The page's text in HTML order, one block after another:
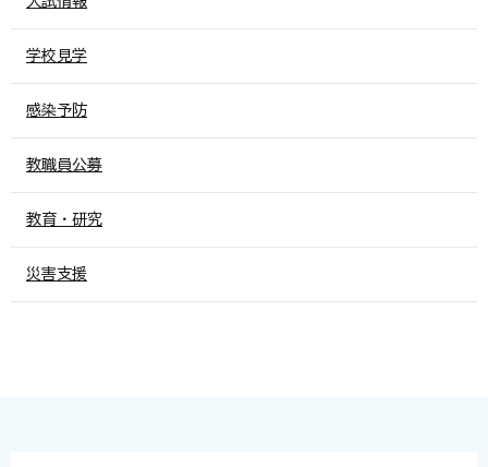
学校見学
感染予防
教職員公募
教育・研究
災害支援